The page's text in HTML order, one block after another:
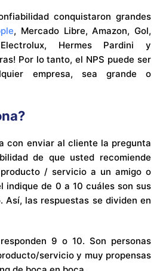
conquistaron grandes
, Mercado Libre, Amazon, Gol,
Hermes Pardini y
Por lo tanto, el NPS puede ser
empresa, sea grande o
con enviar al cliente la pregunta
de que usted recomiende
/ servicio a un amigo o
indique de 0 a 10 cuáles son sus
Así, las respuestas se dividen en
9 o 10. Son personas
servicio y muy propensas